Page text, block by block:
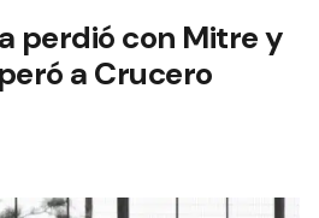
perdió con Mitre y
a Crucero